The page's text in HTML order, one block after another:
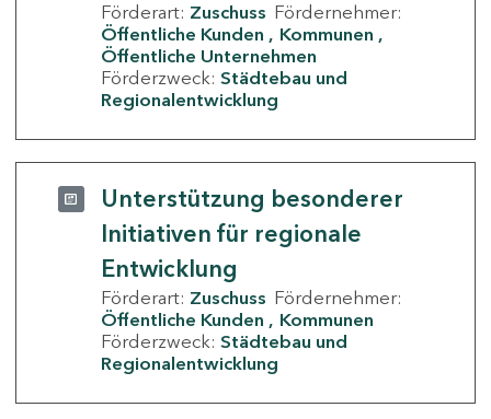
Förderart: Zuschuss Fördernehmer:
Öffentliche Kunden
Kommunen
Öffentliche Unternehmen
Förderzweck: Städtebau und
Regionalentwicklung
Unterstützung besonderer
Initiativen für regionale
Entwicklung
Förderart: Zuschuss Fördernehmer:
Öffentliche Kunden
Kommunen
Förderzweck: Städtebau und
Regionalentwicklung